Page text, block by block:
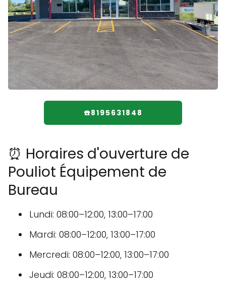
☎️8195631848
⏰ Horaires d'ouverture de
Pouliot Équipement de
Bureau
Lundi: 08:00–12:00, 13:00–17:00
Mardi: 08:00–12:00, 13:00–17:00
Mercredi: 08:00–12:00, 13:00–17:00
Jeudi: 08:00–12:00, 13:00–17:00